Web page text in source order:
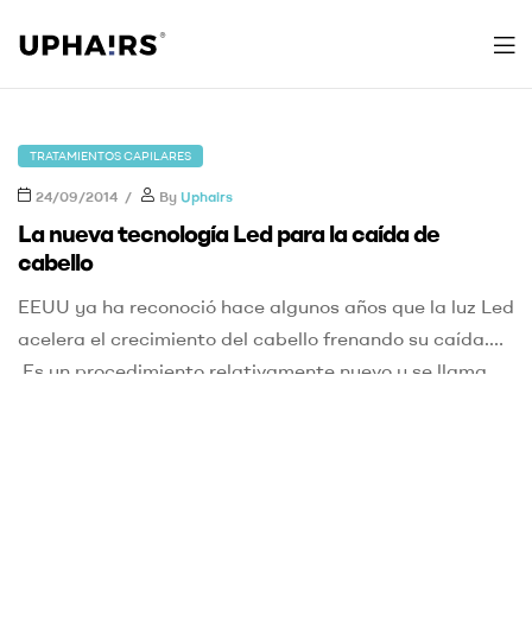
Uphairs
TRATAMIENTOS CAPILARES
24/09/2014 By Uphairs
La nueva tecnología Led para la caída de
cabello
EEUU ya ha reconoció hace algunos años que la luz Led
acelera el crecimiento del cabello frenando su caída.
Es un procedimiento relativamente nuevo y se llama